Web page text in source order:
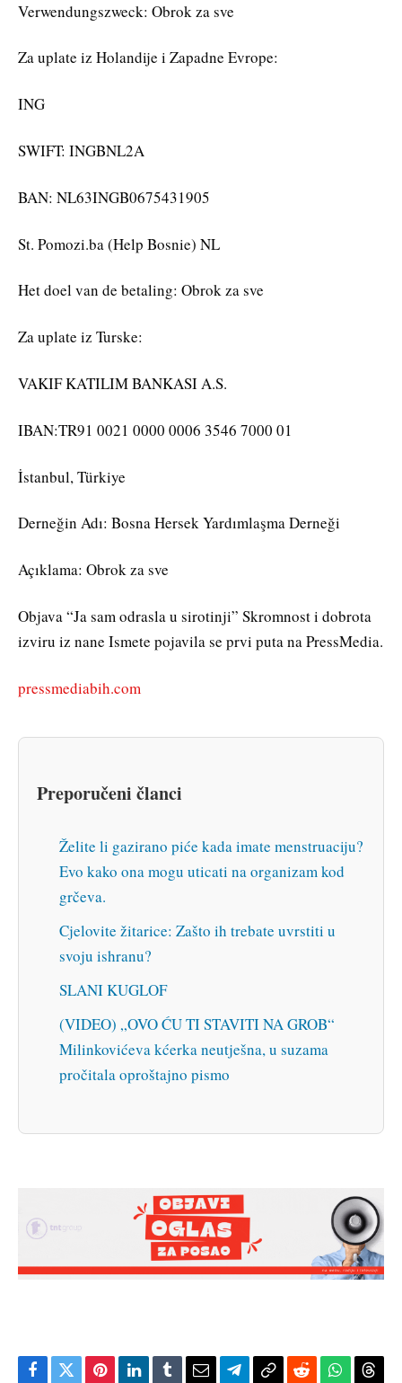
Verwendungszweck: Obrok za sve
Za uplate iz Holandije i Zapadne Evrope:
ING
SWIFT: INGBNL2A
BAN: NL63INGB0675431905
St. Pomozi.ba (Help Bosnie) NL
Het doel van de betaling: Obrok za sve
Za uplate iz Turske:
VAKIF KATILIM BANKASI A.S.
IBAN:TR91 0021 0000 0006 3546 7000 01
İstanbul, Türkiye
Derneğin Adı: Bosna Hersek Yardımlaşma Derneği
Açıklama: Obrok za sve
Objava “Ja sam odrasla u sirotinji” Skromnost i dobrota
izviru iz nane Ismete pojavila se prvi puta na PressMedia.
pressmediabih.com
Preporučeni članci
Želite li gazirano piće kada imate menstruaciju?
Evo kako ona mogu uticati na organizam kod
grčeva.
Cjelovite žitarice: Zašto ih trebate uvrstiti u
svoju ishranu?
SLANI KUGLOF
(VIDEO) „OVO ĆU TI STAVITI NA GROB“
Milinkovićeva kćerka neutješna, u suzama
pročitala oproštajno pismo